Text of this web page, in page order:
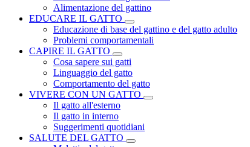
Alimentazione del gattino
EDUCARE IL GATTO
Educazione di base del gattino e del gatto adulto
Problemi comportamentali
CAPIRE IL GATTO
Cosa sapere sui gatti
Linguaggio del gatto
Comportamento del gatto
VIVERE CON UN GATTO
Il gatto all'esterno
Il gatto in interno
Suggerimenti quotidiani
SALUTE DEL GATTO